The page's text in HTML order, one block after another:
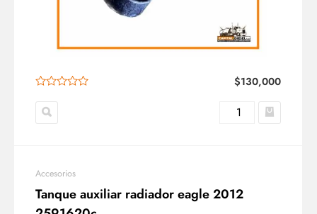
$130,000
Accesorios
Tanque auxiliar radiador eagle 2012